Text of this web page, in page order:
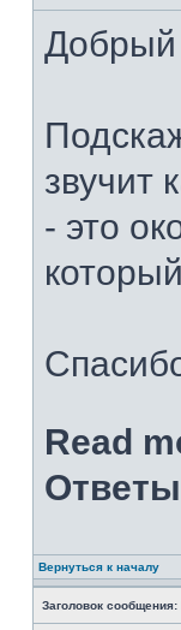
Добрый
звучит
- это
Read
Вернуться к началу
Заголовок сообщения: